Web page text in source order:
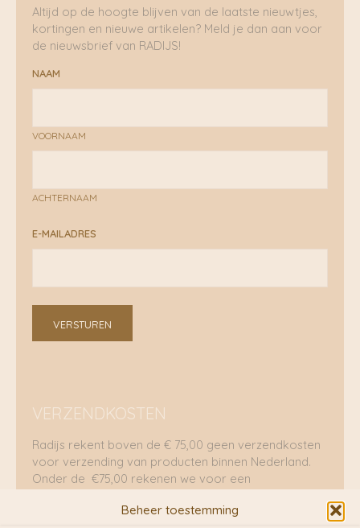
Beheer toestemming
Altijd op de hoogte blijven van de laatste nieuwtjes,
kortingen en nieuwe artikelen? Meld je dan aan voor
de nieuwsbrief van RADIJS!
NAAM
VOORNAAM
ACHTERNAAM
E-MAILADRES
VERSTUREN
VERZENDKOSTEN
Radijs rekent boven de € 75,00 geen verzendkosten
voor verzending van producten binnen Nederland.
Onder de €75,00 rekenen we voor een